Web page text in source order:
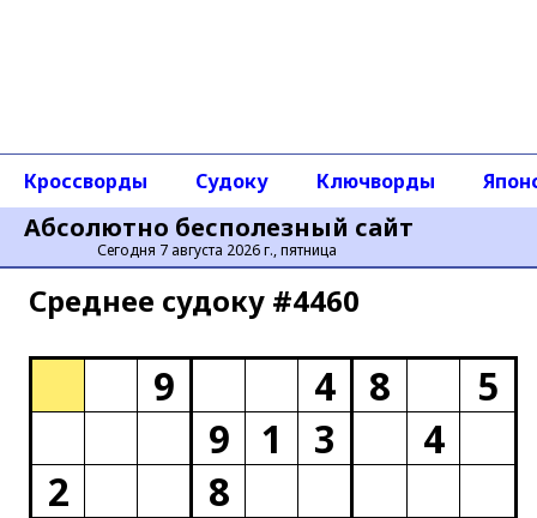
Абсолютно бесполезный сайт
Сегодня 7 августа 2026 г., пятница
Кроссворды Судоку Ключворды
Среднее cудоку #4460
9 4 8
5
9
1 3
4
2
8